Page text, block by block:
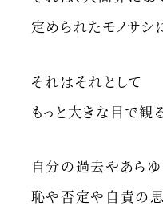
定められたモノサシ
それはそれとして
もっと大きな目で観
自分の過去やあら
恥や否定や自責の